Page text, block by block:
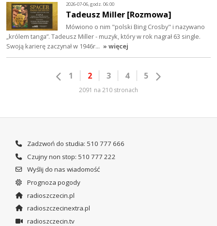
2026-07-06, godz. 06:00
Tadeusz Miller [Rozmowa]
Mówiono o nim "polski Bing Crosby" i nazywano
„królem tanga”. Tadeusz Miller - muzyk, który w rok nagrał 63 single.
Swoją karierę zaczynał w 1946r… » więcej
1 2 3 4 5
2091 na 210 stronach
Zadzwoń do studia: 510 777 666
Czujny non stop: 510 777 222
Wyślij do nas wiadomość
Prognoza pogody
radioszczecin.pl
radioszczecinextra.pl
radioszczecin.tv